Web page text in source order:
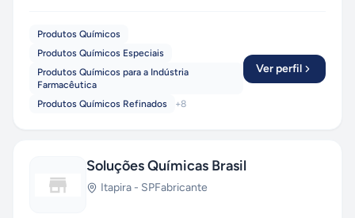
Produtos Químicos
Produtos Químicos Especiais
Produtos Químicos para a Indústria
Farmacêutica
Produtos Químicos Refinados
+8
Ver perfil
Soluções Químicas Brasil
Itapira - SPFabricante